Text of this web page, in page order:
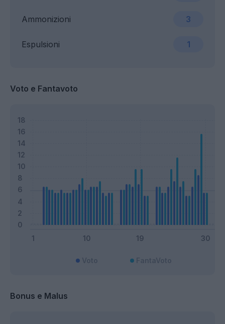
Ammonizioni 3
Espulsioni 1
Voto e Fantavoto
Bonus e Malus